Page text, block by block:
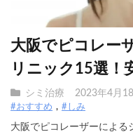
大阪でピコレー
リニック15選！
シミ治療 2023年4月
#おすすめ #しみ
大阪でピコレーザーによる